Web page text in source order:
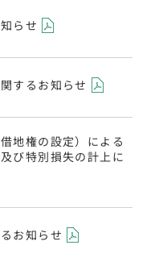
らせ
するお知らせ
地権の設定）による
び特別損失の計上に
お知らせ